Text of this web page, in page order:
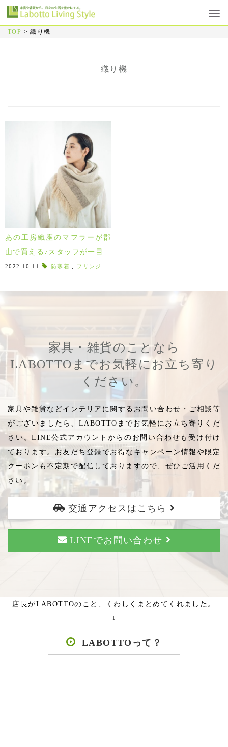
TOP >織り機
織り機
あの工房織座のマフラーが郡
山で買える♪スタッフが一目惚
れした織物マフラー！
2022.10.11 防寒着 フリンジマフラー
家具・雑貨のことなら
LABOTTOまでお気軽にお立ち寄り
ください。
家具や雑貨などインテリアに関するお問い合わせ・ご相談等
がございましたら、LABOTTOまでお気軽にお立ち寄りくだ
さい。LINE公式アカウントからのお問い合わせも受け付け
ております。お友だち登録でお得なキャンペーン情報や限定
クーポンも不定期で配信しておりますので、ぜひご活用くだ
さい。
交通アクセスはこちら
LINEでお問い合わせ
店長がLABOTTOのこと、くわしくまとめてくれました。
↓
LABOTTOって？